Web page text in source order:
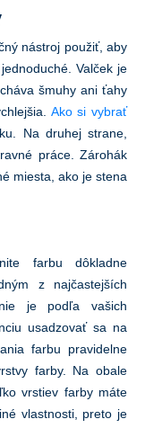
nástroj použiť, aby
Valček je
šmuhy ani ťahy
Ako si vybrať
Na druhej strane,
práce. Zárohák
miesta, ako je stena
farbu dôkladne
z najčastejších
je podľa vašich
usadzovať sa na
farbu pravidelne
farby. Na obale
vrstiev farby máte
vlastnosti, preto je